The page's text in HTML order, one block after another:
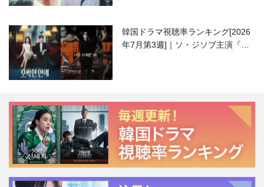
韓国ドラマ視聴率ランキング[2026
年7月第3週]｜ソ・ジソブ主演『エ